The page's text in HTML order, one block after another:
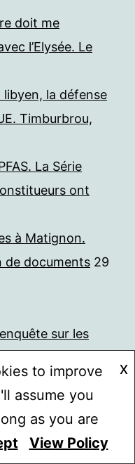
doit me
l’Elysée. Le
la défense
Timburbrou,
La Série
ont
à Matignon.
de documents 29
sur les
des
25 mai 2026
au référent
la loi de 2004, dite
to improve
assume you
as you are
X
View Policy
Mode sombre :